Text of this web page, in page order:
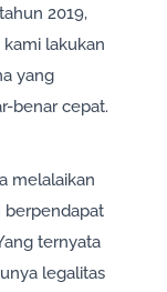
2019,
lakukan
yang
benar cepat.
melalaikan
berpendapat
ternyata
legalitas